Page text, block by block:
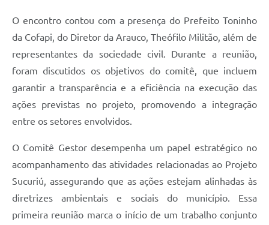
O encontro contou com a presença do Prefeito Toninho
da Cofapi, do Diretor da Arauco, Theófilo Militão, além de
representantes da sociedade civil. Durante a reunião,
foram discutidos os objetivos do comitê, que incluem
garantir a transparência e a eficiência na execução das
ações previstas no projeto, promovendo a integração
entre os setores envolvidos.
O Comitê Gestor desempenha um papel estratégico no
acompanhamento das atividades relacionadas ao Projeto
Sucuriú, assegurando que as ações estejam alinhadas às
diretrizes ambientais e sociais do município. Essa
primeira reunião marca o início de um trabalho conjunto